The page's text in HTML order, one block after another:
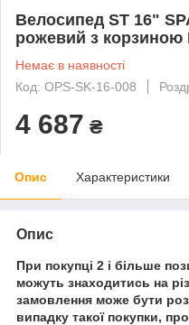
Велосипед ST 16"
рожевий з корзиною
Немає в наявності
Код: OPS-SK-16-008
4 687 ₴
Опис Характеристики
Опис
При покупці 2 і більше
можуть знаходитись на
замовлення може бути
випадку такої покупки,